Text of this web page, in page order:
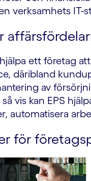
verksamhets IT-
hjälpa ett företag
däribland
av
så vis kan EPS
automatisera
för